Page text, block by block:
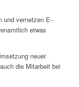
und vernetzen E-
etwas
neuer
die Mitarbeit bei